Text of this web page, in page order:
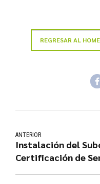
REGRESAR AL
ANTERIOR
Instalación del
Certificación de